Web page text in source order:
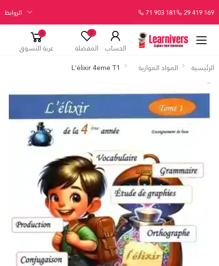
29 419 169
71 903 181 الروابط
الحساب
0
المفضلة
0
عربة التسوق
الرئيسية
المواد الموازية L'élixir 4eme T1